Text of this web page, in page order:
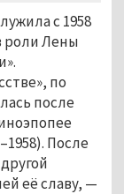
с 1958
роли Лены
по
после
После
её славу, —